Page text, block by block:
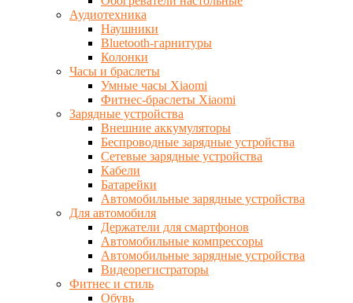
Аудиотехника
Наушники
Bluetooth-гарнитуры
Колонки
Часы и браслеты
Умные часы Xiaomi
Фитнес-браслеты Xiaomi
Зарядные устройства
Внешние аккумуляторы
Беспроводные зарядные устройства
Сетевые зарядные устройства
Кабели
Батарейки
Автомобильные зарядные устройства
Для автомобиля
Держатели для смартфонов
Автомобильные компрессоры
Автомобильные зарядные устройства
Видеорегистраторы
Фитнес и стиль
Обувь